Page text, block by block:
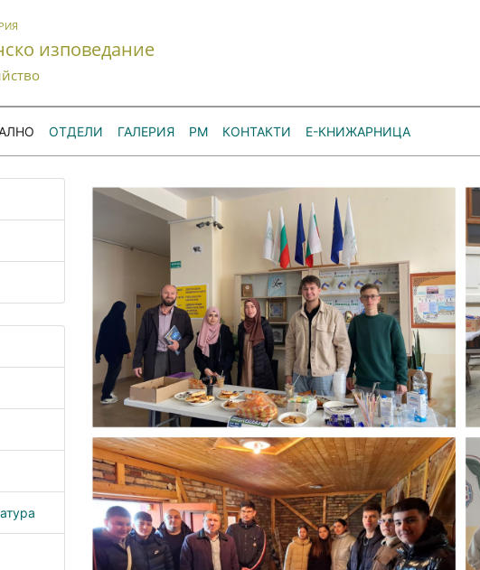
изповедание
ОТДЕЛИ ГАЛЕРИЯ РМ КОНТАКТИ Е-КНИЖАРНИЦА